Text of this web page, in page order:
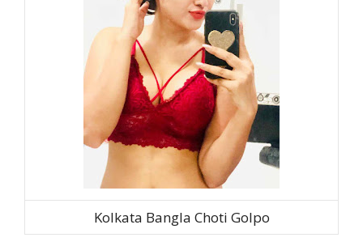
Kolkata Bangla Choti Golpo